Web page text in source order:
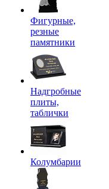
Фигурные,
резные
памятники
Надгробные
плиты,
таблички
Колумбарии